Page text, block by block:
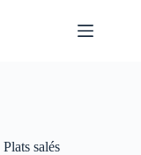
Plats salés